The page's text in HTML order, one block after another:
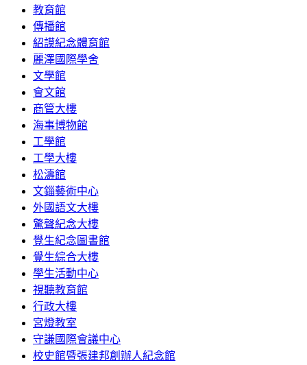
教育館
傳播館
紹謨紀念體育館
麗澤國際學舍
文學館
會文館
商管大樓
海事博物館
工學館
工學大樓
松濤館
文錙藝術中心
外國語文大樓
驚聲紀念大樓
覺生紀念圖書館
覺生綜合大樓
學生活動中心
視聽教育館
行政大樓
宮燈教室
守謙國際會議中心
校史館暨張建邦創辦人紀念館